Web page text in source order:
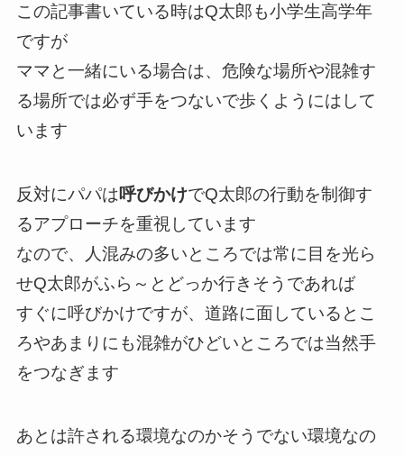
この記事書いている時はQ太郎も小学生高学年
ですが
ママと一緒にいる場合は、危険な場所や混雑す
る場所では必ず手をつないで歩くようにはして
います
反対にパパは呼びかけでQ太郎の行動を制御す
るアプローチを重視しています
なので、人混みの多いところでは常に目を光ら
せQ太郎がふら～とどっか行きそうであれば
すぐに呼びかけですが、道路に面しているとこ
ろやあまりにも混雑がひどいところでは当然手
をつなぎます
あとは許される環境なのかそうでない環境なの